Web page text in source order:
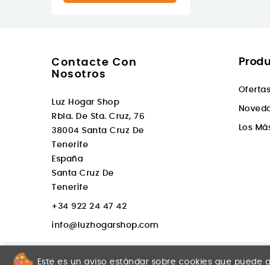
Contacte Con
Nosotros
Luz Hogar Shop
Rbla. De Sta. Cruz, 76
38004 Santa Cruz De
Tenerife
España
Santa Cruz De
Tenerife
+34 922 24 47 42
info@luzhogarshop.com
Ofertas
Los
Este es un aviso estándar sobre cookies que